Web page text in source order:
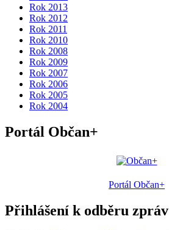
Rok 2013
Rok 2012
Rok 2011
Rok 2010
Rok 2008
Rok 2009
Rok 2007
Rok 2006
Rok 2005
Rok 2004
Portál Občan+
Portál Občan+
Přihlášení k odběru zpráv